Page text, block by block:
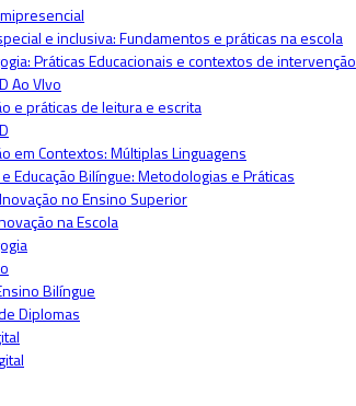
e inclusiva: Fundamentos e práticas na escola
Práticas Educacionais e contextos de intervenção
Ao VIvo
e práticas de leitura e escrita
em Contextos: Múltiplas Linguagens
Educação Bilíngue: Metodologias e Práticas
no Ensino Superior
na Escola
Bilíngue
Diplomas